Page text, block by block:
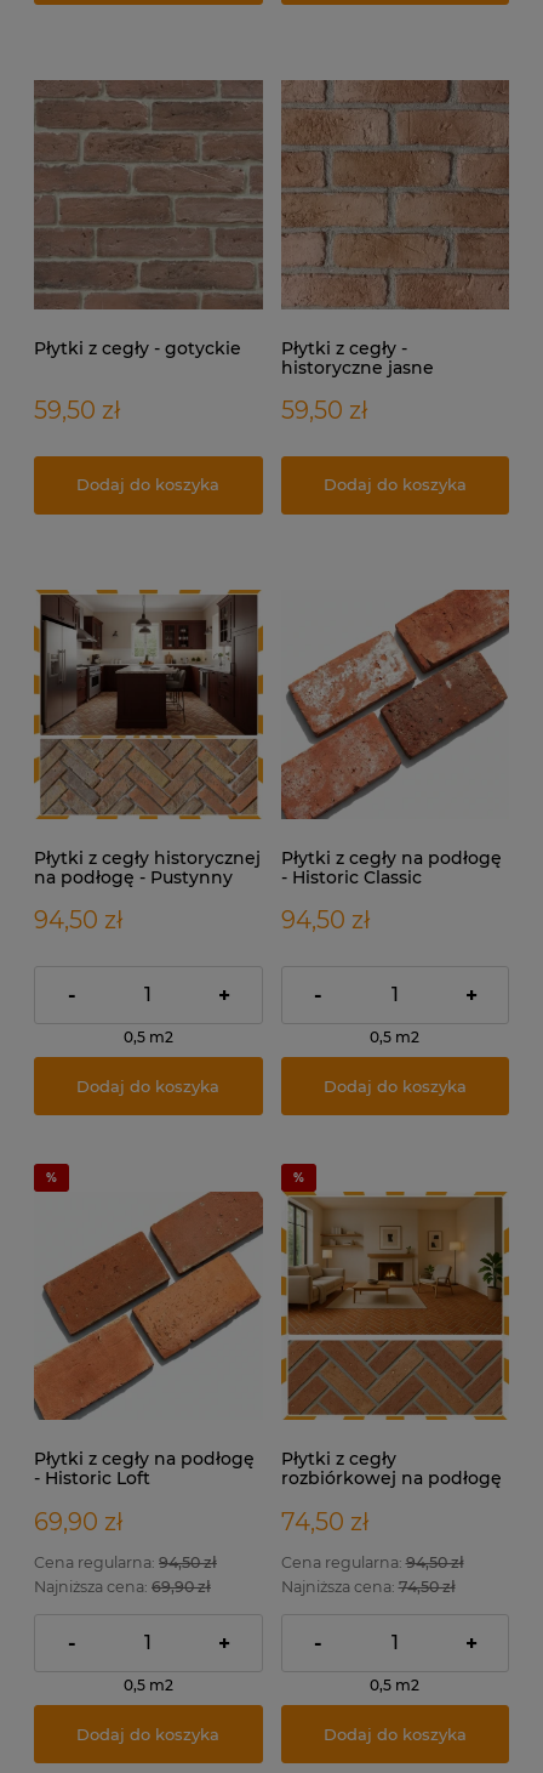
Płytki z cegły - gotyckie
59,50 zł
Dodaj do koszyka
Płytki z cegły -
historyczne jasne
59,50 zł
Dodaj do koszyka
Płytki z cegły historycznej
na podłogę - Pustynny
94,50 zł
- +
0,5 m2
Dodaj do koszyka
Płytki z cegły na podłogę
- Historic Classic
94,50 zł
- +
0,5 m2
Dodaj do koszyka
Płytki z cegły na podłogę
- Historic Loft
69,90 zł
Cena regularna: 94,50 zł
Najniższa cena: 69,90 zł
- +
0,5 m2
Dodaj do koszyka
Płytki z cegły
rozbiórkowej na podłogę
74,50 zł
Cena regularna:94,50 zł
Najniższa cena:74,50 zł
- +
0,5 m2
Dodaj do koszyka